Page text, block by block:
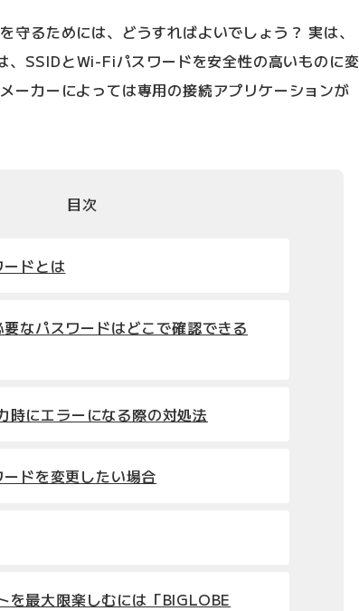
守るためには、どうすればよいでしょう？ 実は、
SSIDとWi-Fiパスワードを安全性の高いものに変
ーカーによっては専用の接続アプリケーションが
目次
ドとは
なパスワードはどこで確認できる
時にエラーになる際の対処法
ドを変更したい場合
を最大限楽しむには「BIGLOBE